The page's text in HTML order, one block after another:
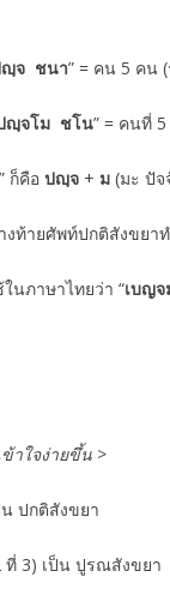
จ ชนา” = คน 5 คน
ญฺจโม ชโน” = คนที่
” ก็คือ ปญฺจ + ม (มะ ปัจ
งท้ายศัพท์ปกติสังขยา
ในภาษาไทยว่า “เบญจ
าใจง่ายขึ้น >
ปกติสังขยา
ที่ 3) เป็น ปูรณสังขยา